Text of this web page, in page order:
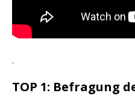
.
TOP 1: Befragung